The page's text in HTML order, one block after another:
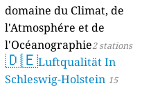
domaine du Climat, de
l'Atmosphére et de
l'Océanographie2 stations
🇩🇪Luftqualität In
Schleswig-Holstein 15